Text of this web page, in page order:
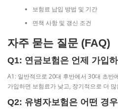
보험료 납입 방법 및 기간
면책 사항 및 갱신 조건
자주 묻는 질문 (FAQ)
Q1: 연금보험은 언제 가입
A1: 일반적으로 20대 후반에서 30대 초반
가입하면 보험료가 낮고, 장기적으로 더
Q2: 유병자보험은 어떤 경